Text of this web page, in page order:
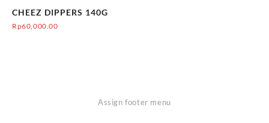
CHEEZ DIPPERS 140G
Rp60,000.00
Assign footer menu